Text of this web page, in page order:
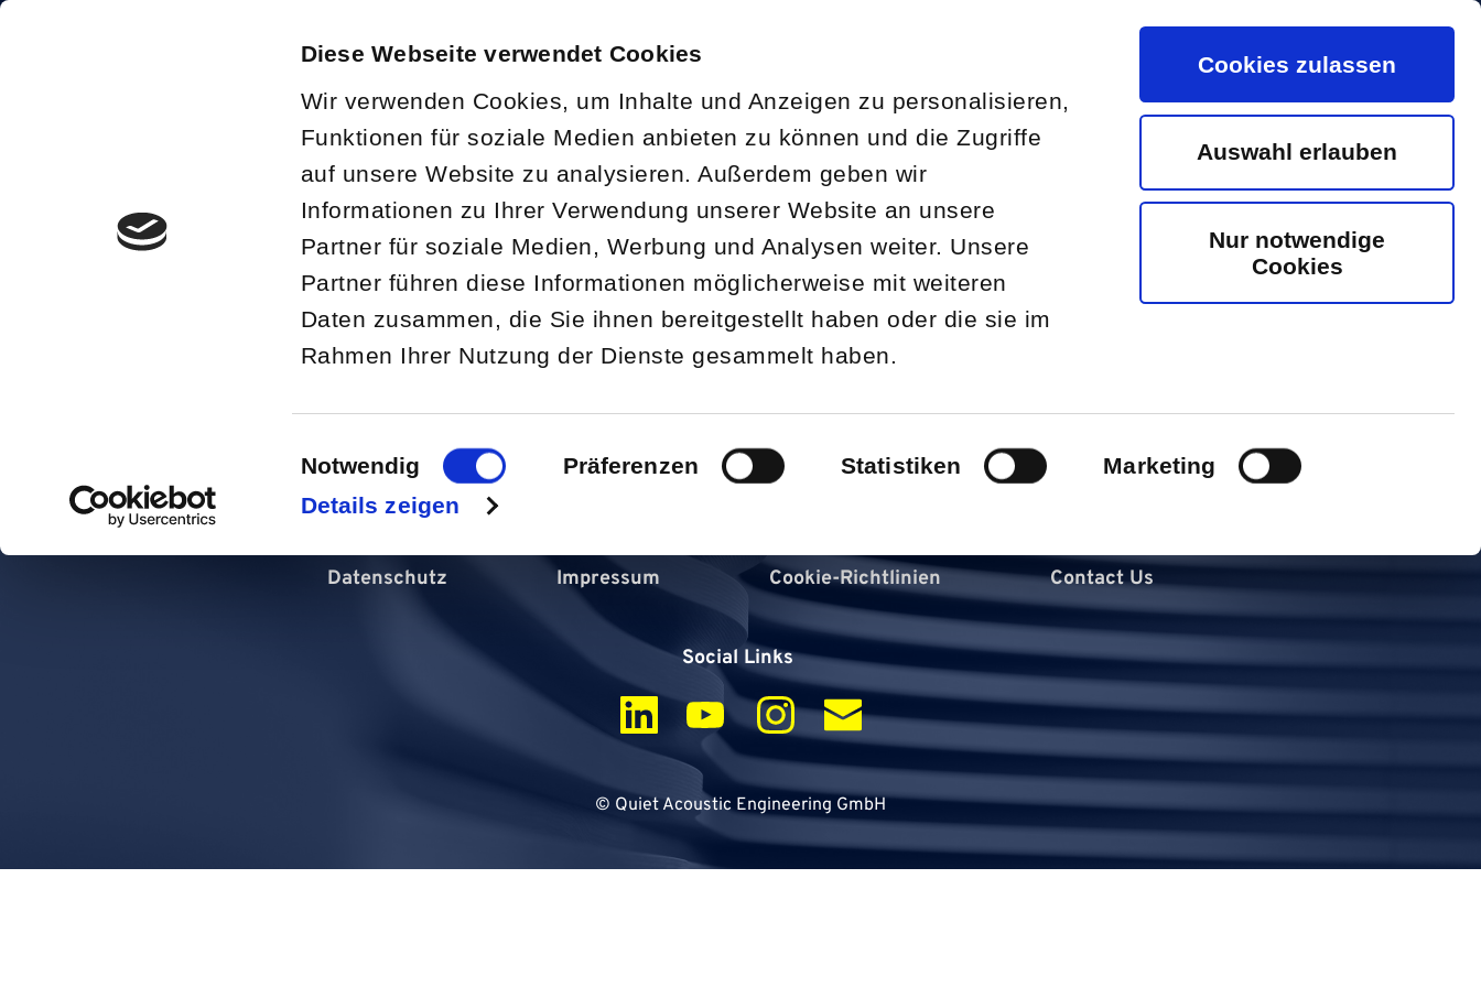
Diese Webseite verwendet Cookies
Wir verwenden Cookies, um Inhalte und Anzeigen zu personalisieren,
Funktionen für soziale Medien anbieten zu können und die Zugriffe
auf unsere Website zu analysieren. Außerdem geben wir
Informationen zu Ihrer Verwendung unserer Website an unsere
Partner für soziale Medien, Werbung und Analysen weiter. Unsere
Partner führen diese Informationen möglicherweise mit weiteren
Daten zusammen, die Sie ihnen bereitgestellt haben oder die sie im
Rahmen Ihrer Nutzung der Dienste gesammelt haben.
Einwilligungsauswahl
Notwendig Präferenzen Statistiken
Marketing
Details zeigen
Cookies zulassen
Auswahl erlauben
Nur notwendige
Cookies
+49 (0) 2206 904 9915
Home Unsere Partner
Quiet Acoustic Engineering GmbH
Siebengebirgsring 45
Datenschutz Impressum Cookie-Richtlinien Contact Us
Social Links
© Quiet Acoustic Engineering GmbH